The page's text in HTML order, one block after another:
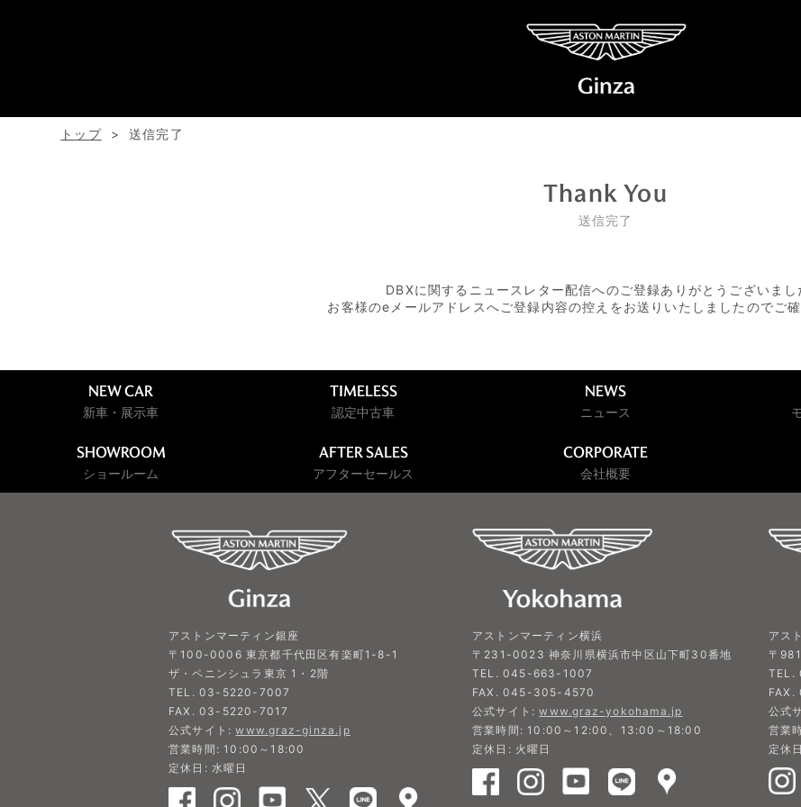
トップ 送信完了
Thank You
送信完了
DBXに関するニュースレター配信へのご登録ありがとうございまし
お客様のeメールアドレスへご登録内容の控えをお送りいたしましたのでご確
NEW CAR
新車・展示車
TIMELESS
認定中古車
NEWS
ニュース
SHOWROOM
ショールーム
AFTER SALES
アフターセールス
CORPORATE
会社概要
アストンマーティン銀座
〒100-0006 東京都千代田区有楽町1-8-1
ザ・ペニンシュラ東京 1・2階
TEL. 03-5220-7007
FAX. 03-5220-7017
公式サイト:www.graz-ginza.jp
営業時間: 10:00～18:00
定休日: 水曜日
アストンマーティン横浜
〒231-0023 神奈川県横浜市中区山下町30番地
TEL. 045-663-1007
FAX. 045-305-4570
公式サイト:www.graz-yokohama.jp
営業時間: 10:00～12:00、13:00～18:00
定休日: 火曜日
アス
〒
TEL.
公式
営業
定休